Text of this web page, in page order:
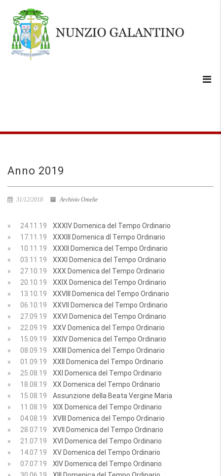
Anno 2019
31/12/2018 Archivio Omelie
» 24.11.19
XXXIV Domenica del Tempo Ordinario
»
17.11.19
XXXIII Domenica dl Tempo Ordinario
»
10.11.19
XXXII Domenica del Tempo Ordinario
»
03.11.19
XXXI Domenica del Tempo Ordinario
»
27.10.19
XXX Domenica del Tempo Ordinario
»
20.10.19
XXIX Domenica del Tempo Ordinario
»
13.10.19
XXVIII Domenica del Tempo Ordinario
»
06.10.19
XXVII Domenica del Tempo Ordinario
»
27.09.19
XXVI Domenica del Tempo Ordinario
»
22.09.19
XXV Domenica del Tempo Ordinario
»
15.09.19
XXIV Domenica del Tempo Ordinario
»
08.09.19
XXIII Domenica del Tempo Ordinario
»
01.09.19
XXII Domenica del Tempo Ordinario
»
25.08.19
XXI Domenica del Tempo Ordinario
»
18.08.19
XX Domenica del Tempo Ordinario
»
15.08.19
Assunzione della Beata Vergine Maria
»
11.08.19
XIX Domenica del Tempo Ordinario
»
04.08.19
XVIII Domenica del Tempo Ordinario
»
28.07.19
XVII Domenica del Tempo Ordinario
»
21.07.19
XVI Domenica del Tempo Ordinario
»
14.07.19
XV Domenica del Tempo Ordinario
»
07.07.19
XIV Domenica del Tempo Ordinario